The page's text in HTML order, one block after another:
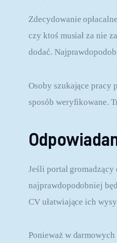
Zdecydowanie
czy ktoś musiał za nie
dodać.
Osoby szukające pracy
sposób weryfikowane.
Jeśli portal gromadzący
najprawdopodobniej
CV ułatwiające ich
Ponieważ w